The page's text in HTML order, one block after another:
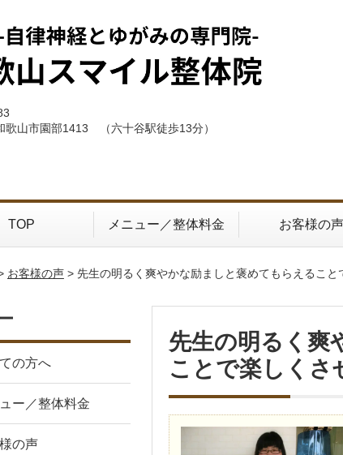
歌山市園部1413 （六十谷駅徒歩13分）
TOP メニュー／整体料金 お客様の声
お客様の声> 先生の明るく爽やかな励ましと褒めてもらえること
先生の明るく爽
ことで楽しくさ
の方へ
ー／整体料金
の声